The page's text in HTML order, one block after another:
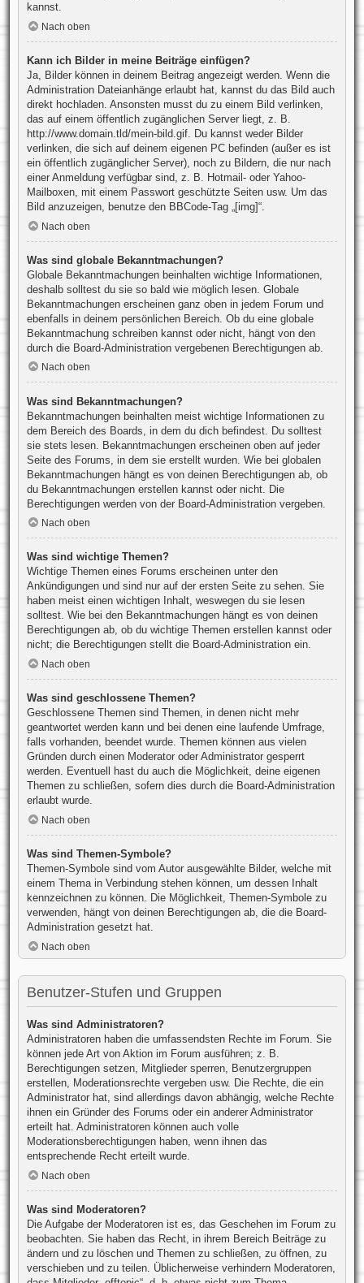
kannst.
Nach oben
Kann ich Bilder in meine Beiträge einfügen?
Ja, Bilder können in deinem Beitrag angezeigt werden. Wenn die
Administration Dateianhänge erlaubt hat, kannst du das Bild auch
direkt hochladen. Ansonsten musst du zu einem Bild verlinken,
das auf einem öffentlich zugänglichen Server liegt, z. B.
http://www.domain.tld/mein-bild.gif. Du kannst weder Bilder
verlinken, die sich auf deinem eigenen PC befinden (außer es ist
ein öffentlich zugänglicher Server), noch zu Bildern, die nur nach
einer Anmeldung verfügbar sind, z. B. Hotmail- oder Yahoo-
Mailboxen, mit einem Passwort geschützte Seiten usw. Um das
Bild anzuzeigen, benutze den BBCode-Tag „[img]“.
Nach oben
Was sind globale Bekanntmachungen?
Globale Bekanntmachungen beinhalten wichtige Informationen,
deshalb solltest du sie so bald wie möglich lesen. Globale
Bekanntmachungen erscheinen ganz oben in jedem Forum und
ebenfalls in deinem persönlichen Bereich. Ob du eine globale
Bekanntmachung schreiben kannst oder nicht, hängt von den
durch die Board-Administration vergebenen Berechtigungen ab.
Nach oben
Was sind Bekanntmachungen?
Bekanntmachungen beinhalten meist wichtige Informationen zu
dem Bereich des Boards, in dem du dich befindest. Du solltest
sie stets lesen. Bekanntmachungen erscheinen oben auf jeder
Seite des Forums, in dem sie erstellt wurden. Wie bei globalen
Bekanntmachungen hängt es von deinen Berechtigungen ab, ob
du Bekanntmachungen erstellen kannst oder nicht. Die
Berechtigungen werden von der Board-Administration vergeben.
Nach oben
Was sind wichtige Themen?
Wichtige Themen eines Forums erscheinen unter den
Ankündigungen und sind nur auf der ersten Seite zu sehen. Sie
haben meist einen wichtigen Inhalt, weswegen du sie lesen
solltest. Wie bei den Bekanntmachungen hängt es von deinen
Berechtigungen ab, ob du wichtige Themen erstellen kannst oder
nicht; die Berechtigungen stellt die Board-Administration ein.
Nach oben
Was sind geschlossene Themen?
Geschlossene Themen sind Themen, in denen nicht mehr
geantwortet werden kann und bei denen eine laufende Umfrage,
falls vorhanden, beendet wurde. Themen können aus vielen
Gründen durch einen Moderator oder Administrator gesperrt
werden. Eventuell hast du auch die Möglichkeit, deine eigenen
Themen zu schließen, sofern dies durch die Board-Administration
erlaubt wurde.
Nach oben
Was sind Themen-Symbole?
Themen-Symbole sind vom Autor ausgewählte Bilder, welche mit
einem Thema in Verbindung stehen können, um dessen Inhalt
kennzeichnen zu können. Die Möglichkeit, Themen-Symbole zu
verwenden, hängt von deinen Berechtigungen ab, die die Board-
Administration gesetzt hat.
Nach oben
Benutzer-Stufen und Gruppen
Was sind Administratoren?
Administratoren haben die umfassendsten Rechte im Forum. Sie
können jede Art von Aktion im Forum ausführen; z. B.
Berechtigungen setzen, Mitglieder sperren, Benutzergruppen
erstellen, Moderationsrechte vergeben usw. Die Rechte, die ein
Administrator hat, sind allerdings davon abhängig, welche Rechte
ihnen ein Gründer des Forums oder ein anderer Administrator
erteilt hat. Administratoren können auch volle
Moderationsberechtigungen haben, wenn ihnen das
entsprechende Recht erteilt wurde.
Nach oben
Was sind Moderatoren?
Die Aufgabe der Moderatoren ist es, das Geschehen im Forum zu
beobachten. Sie haben das Recht, in ihrem Bereich Beiträge zu
ändern und zu löschen und Themen zu schließen, zu öffnen, zu
verschieben und zu teilen. Üblicherweise verhindern Moderatoren,